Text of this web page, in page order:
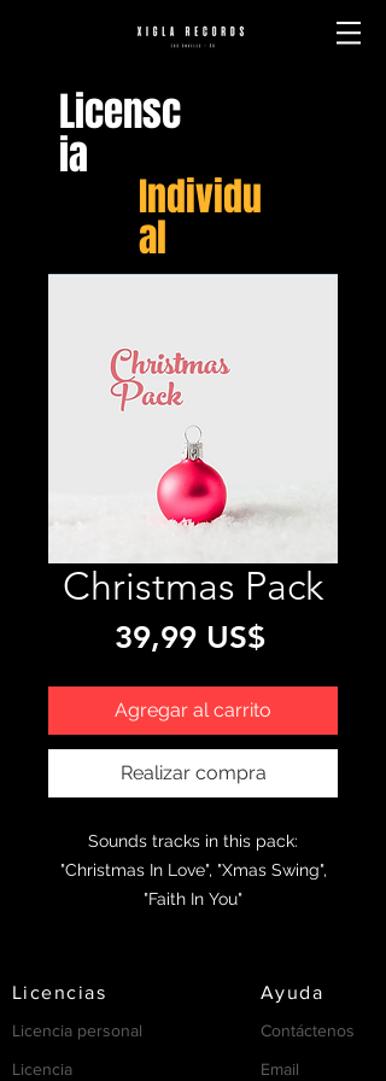
Licensc
ia
Individu
al
Christmas Pack
39,99 US$Precio
Agregar al carrito
Realizar compra
Sounds tracks in this pack:
"Christmas In Love", "Xmas Swing",
"Faith In You"
Licencias Ayuda
Licencia personal
Licencia
Contáctenos
Email